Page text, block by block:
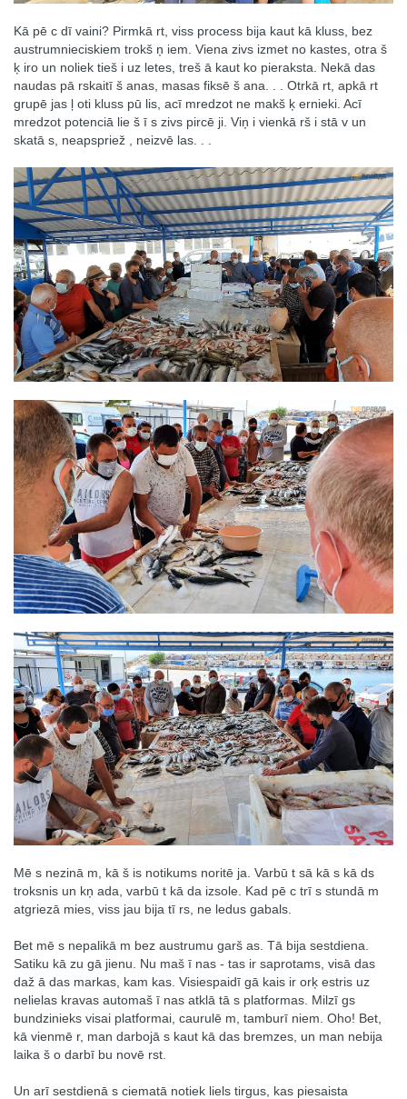
Kā pē c dī vaini? Pirmkā rt, viss process bija kaut kā kluss, bez
austrumnieciskiem trokš ņ iem. Viena zivs izmet no kastes, otra š
ķ iro un noliek tieš i uz letes, treš ā kaut ko pieraksta. Nekā das
naudas pā rskaitī š anas, masas fiksē š ana. . . Otrkā rt, apkā rt
grupē jas ļ oti kluss pū lis, acī mredzot ne makš ķ ernieki. Acī
mredzot potenciā lie š ī s zivs pircē ji. Viņ i vienkā rš i stā v un
skatā s, neapspriež , neizvē las. . .
Mē s nezinā m, kā š is notikums noritē ja. Varbū t sā kā s kā ds
troksnis un kņ ada, varbū t kā da izsole. Kad pē c trī s stundā m
atgriezā mies, viss jau bija tī rs, ne ledus gabals.
Bet mē s nepalikā m bez austrumu garš as. Tā bija sestdiena.
Satiku kā zu gā jienu. Nu maš ī nas - tas ir saprotams, visā das
daž ā das markas, kam kas. Visiespaidī gā kais ir orķ estris uz
nelielas kravas automaš ī nas atklā tā s platformas. Milzī gs
bundzinieks visai platformai, caurulē m, tamburī niem. Oho! Bet,
kā vienmē r, man darbojā s kaut kā das bremzes, un man nebija
laika š o darbī bu novē rst.
Un arī sestdienā s ciematā notiek liels tirgus, kas piesaista